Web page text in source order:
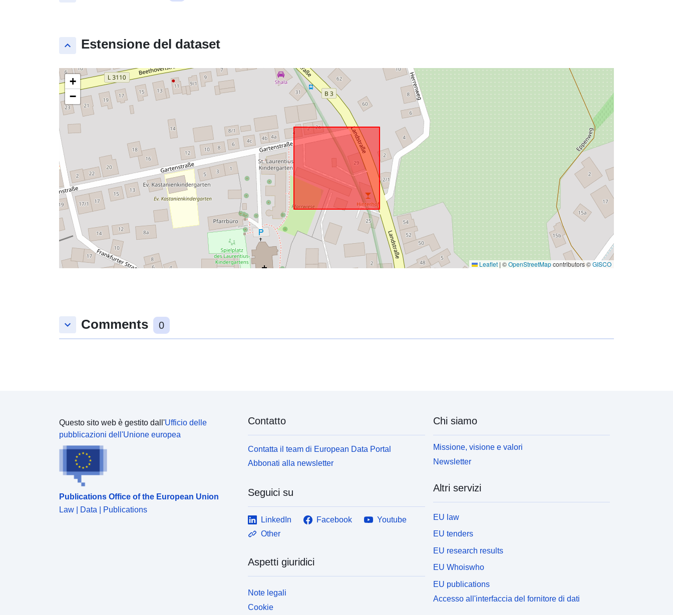
keyboard_arrow_up Estensione del dataset
+
−
Leaflet | ©OpenStreetMapcontributors ©GISCO
keyboard_arrow_down Comments 0
Questo sito web è gestito dall'Ufficio delle
pubblicazioni dell'Unione europea
Publications Office of the European Union
Law | Data | Publications
Contatto
Contatta il team di European Data Portal
Abbonati alla newsletter
Seguici su
LinkedIn Facebook
Youtube
Other
Aspetti giuridici
Note legali
Cookie
Chi siamo
Missione, visione e valori
Newsletter
Altri servizi
EU law
EU tenders
EU research results
EU Whoiswho
EU publications
Accesso all'interfaccia del fornitore di dati